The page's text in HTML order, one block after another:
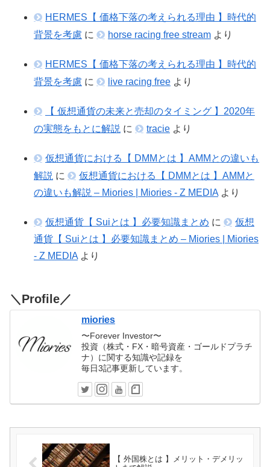
HERMES【 価格下落の考えられる理由 】時代的
背景を考慮 に horse racing free stream より
HERMES【 価格下落の考えられる理由 】時代的
背景を考慮 に live racing free より
【 仮想通貨の未来と売却のタイミング 】2020年
の実態をもとに解説 に tracie より
仮想通貨における【 DMMとは 】AMMとの違いも
解説 に
仮想通貨における【 DMMとは 】AMMと
の違いも解説 – Miories | Miories - Z MEDIA より
仮想通貨【 Suiとは 】必要知識まとめ に
仮想
通貨【 Suiとは 】必要知識まとめ – Miories | Miories
- Z MEDIA より
＼Profile／
miories
〜Forever Investor〜
投資（株式・FX・暗号資産・ゴールドプラチ
ナ）に関する知識や記録を
毎日3記事更新しています。
【 外国株とは 】メリット・デメリッ